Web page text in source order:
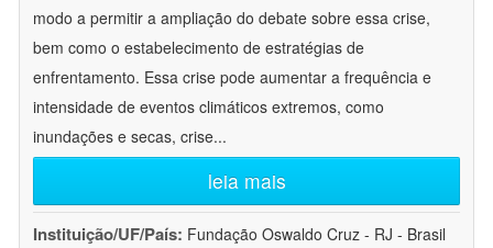
modo a permitir a ampliação do debate sobre essa crise,
bem como o estabelecimento de estratégias de
enfrentamento. Essa crise pode aumentar a frequência e
intensidade de eventos climáticos extremos, como
inundações e secas, crise...
leia mais
Instituição/UF/País: Fundação Oswaldo Cruz - RJ - Brasil